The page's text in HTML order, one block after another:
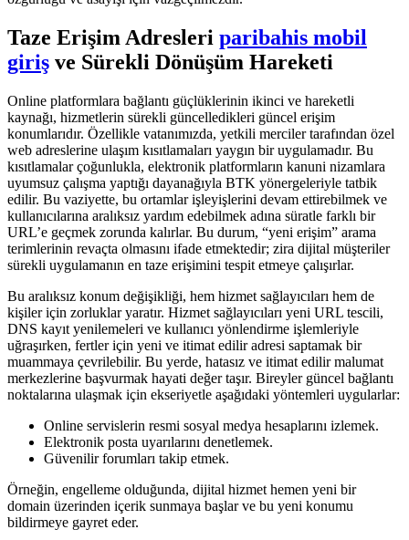
Taze Erişim Adresleri paribahis mobil
giriş ve Sürekli Dönüşüm Hareketi
Online platformlara bağlantı güçlüklerinin ikinci ve hareketli
kaynağı, hizmetlerin sürekli güncelledikleri güncel erişim
konumlarıdır. Özellikle vatanımızda, yetkili merciler tarafından özel
web adreslerine ulaşım kısıtlamaları yaygın bir uygulamadır. Bu
kısıtlamalar çoğunlukla, elektronik platformların kanuni nizamlara
uyumsuz çalışma yaptığı dayanağıyla BTK yönergeleriyle tatbik
edilir. Bu vaziyette, bu ortamlar işleyişlerini devam ettirebilmek ve
kullanıcılarına aralıksız yardım edebilmek adına süratle farklı bir
URL’e geçmek zorunda kalırlar. Bu durum, “yeni erişim” arama
terimlerinin revaçta olmasını ifade etmektedir; zira dijital müşteriler
sürekli uygulamanın en taze erişimini tespit etmeye çalışırlar.
Bu aralıksız konum değişikliği, hem hizmet sağlayıcıları hem de
kişiler için zorluklar yaratır. Hizmet sağlayıcıları yeni URL tescili,
DNS kayıt yenilemeleri ve kullanıcı yönlendirme işlemleriyle
uğraşırken, fertler için yeni ve itimat edilir adresi saptamak bir
muammaya çevrilebilir. Bu yerde, hatasız ve itimat edilir malumat
merkezlerine başvurmak hayati değer taşır. Bireyler güncel bağlantı
noktalarına ulaşmak için ekseriyetle aşağıdaki yöntemleri uygularlar:
Online servislerin resmi sosyal medya hesaplarını izlemek.
Elektronik posta uyarılarını denetlemek.
Güvenilir forumları takip etmek.
Örneğin, engelleme olduğunda, dijital hizmet hemen yeni bir
domain üzerinden içerik sunmaya başlar ve bu yeni konumu
bildirmeye gayret eder.